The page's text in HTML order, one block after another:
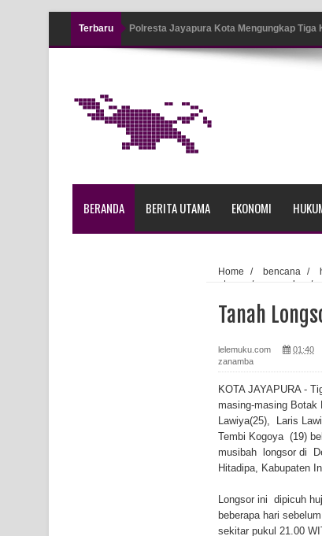
Terbaru Polresta Jayapura Kota Mengungkap
Kapolresta Jayapura Kota Mengapresiasi
Lima Rumah Pribadi Terbakar Di Hamadi
Gempa M3,3 Guncang Nabire, BMKG
Mama-Mama Pasar Lama Sentani Protes
Polres Jayapura Terima Laporan
Marthen Medlama Sebut Pemprov Papua
BRI Region 18 Jayapura Salurkan
BERANDA BERITA UTAMA EKONOMI
Home / bencana /
utama
/ zanamba /
Tanah
lelemuku.com 01:40
zanamba
KOTA JAYAPURA -
masing-masing Botak
Lawiya(25), Laris
Tembi Kogoya (19)
musibah longsor di
Hitadipa, Kabupaten
Longsor ini dipicuh
beberapa hari
sekitar pukul 21.00